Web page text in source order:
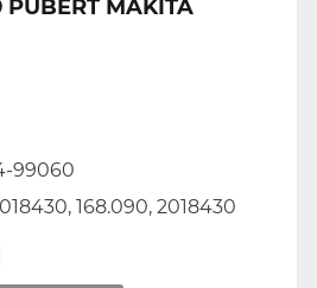
PUBERT MAKITA
99060
168.090, 2018430